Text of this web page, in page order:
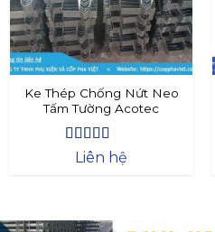
Ke Thép Chống Nứt Neo
Tấm Tường Acotec
Được xếp
Liên hệ